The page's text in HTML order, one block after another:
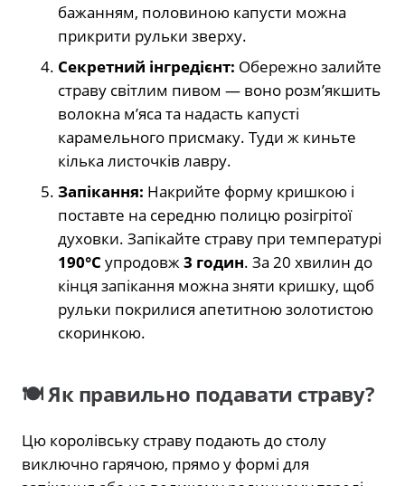
бажанням, половиною капусти можна
прикрити рульки зверху.
Секретний інгредієнт: Обережно залийте
страву світлим пивом — воно розм’якшить
волокна м’яса та надасть капусті
карамельного присмаку. Туди ж киньте
кілька листочків лавру.
Запікання: Накрийте форму кришкою і
поставте на середню полицю розігрітої
духовки. Запікайте страву при температурі
190°C упродовж3 годин. За 20 хвилин до
кінця запікання можна зняти кришку, щоб
рульки покрилися апетитною золотистою
скоринкою.
🍽️ Як правильно подавати страву?
Цю королівську страву подають до столу
виключно гарячою, прямо у формі для